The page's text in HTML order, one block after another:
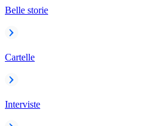
Belle storie
Cartelle
Interviste